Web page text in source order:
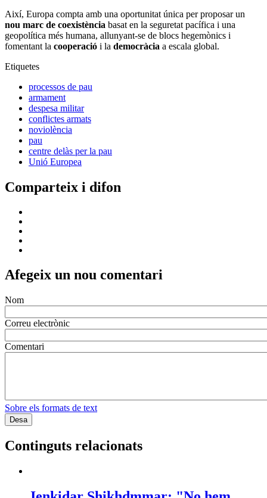
Així, Europa compta amb una oportunitat única per proposar un
nou marc de coexistència basat en la seguretat pacífica i una
geopolítica més humana, allunyant-se de blocs hegemònics i
fomentant la cooperació i la democràcia a escala global.
Etiquetes
processos de pau
armament
despesa militar
conflictes armats
noviolència
pau
centre delàs per la pau
Unió Europea
Comparteix i difon
Afegeix un nou comentari
Nom
Correu electrònic
Comentari
Sobre els formats de text
Continguts relacionats